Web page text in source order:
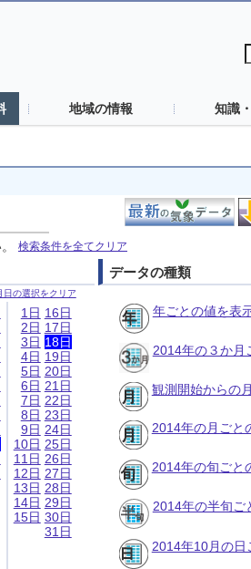
地域の情報 知識
検索条件を全てクリア
日の選択をクリア
1日
2日
3日
4日
5日
6日
7日
8日
9日
10日
11日
12日
13日
14日
15日
16日
17日
18日
19日
20日
21日
22日
23日
24日
25日
26日
27日
28日
29日
30日
31日
データの種類
年ごとの値を表
2014年の３か月
観測開始からの
2014年の月ごと
2014年の旬ごと
2014年の半旬ご
2014年10月の日